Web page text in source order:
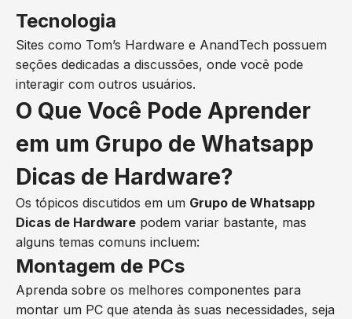
Tecnologia
Sites como Tom’s Hardware e AnandTech possuem
seções dedicadas a discussões, onde você pode
interagir com outros usuários.
O Que Você Pode Aprender
em um Grupo de Whatsapp
Dicas de Hardware?
Os tópicos discutidos em um Grupo de Whatsapp
Dicas de Hardware podem variar bastante, mas
alguns temas comuns incluem:
Montagem de PCs
Aprenda sobre os melhores componentes para
montar um PC que atenda às suas necessidades, seja